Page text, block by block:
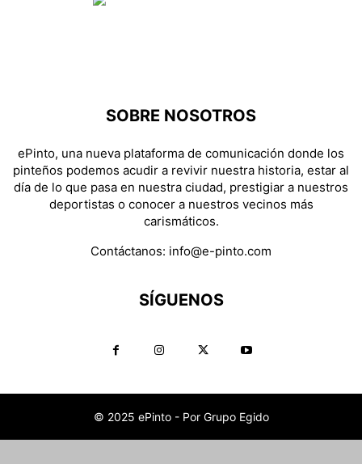
SOBRE NOSOTROS
ePinto, una nueva plataforma de comunicación donde los
pinteños podemos acudir a revivir nuestra historia, estar al
día de lo que pasa en nuestra ciudad, prestigiar a nuestros
deportistas o conocer a nuestros vecinos más
carismáticos.
Contáctanos: info@e-pinto.com
SÍGUENOS
© 2025 ePinto - Por Grupo Egido